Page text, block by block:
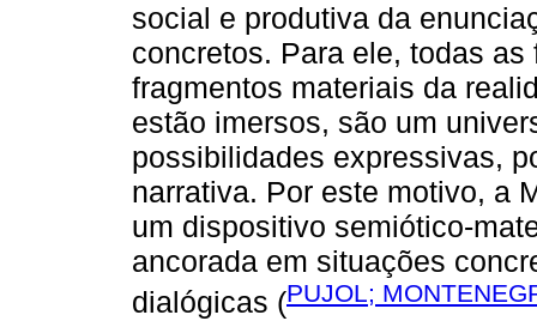
social e produtiva da
concretos. Para ele, todas
fragmentos materiais da
estão imersos, são um
possibilidades expressivas,
narrativa. Por este motivo, a
um dispositivo semiótico-
ancorada em situações
dialógicas (PUJOL;